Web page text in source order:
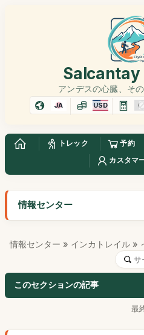
アンデスの心臓、そ
JA USD
トレック 予約
カスタマ
情報センター
情報センター » インカトレイル »
このセクションの記事
最